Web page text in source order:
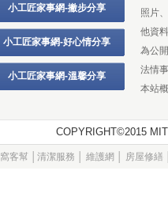
小工匠家事網-撇步分享
小工匠家事網-好心情分享
小工匠家事網-溫馨分享
照片
他資
為公
法情
本站
COPYRIGHT©2015
窩客幫 清潔服務 維護網 房屋修繕